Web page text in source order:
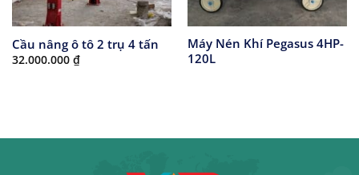
Cầu nâng ô tô 2 trụ 4 tấn
32.000.000 ₫
Máy Nén Khí Pegasus 4HP-
120L